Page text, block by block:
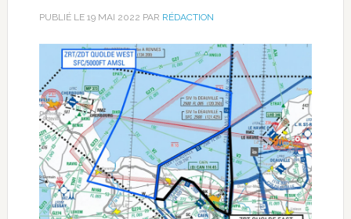
PUBLIÉ LE 19 MAI 2022 PAR RÉDACTION